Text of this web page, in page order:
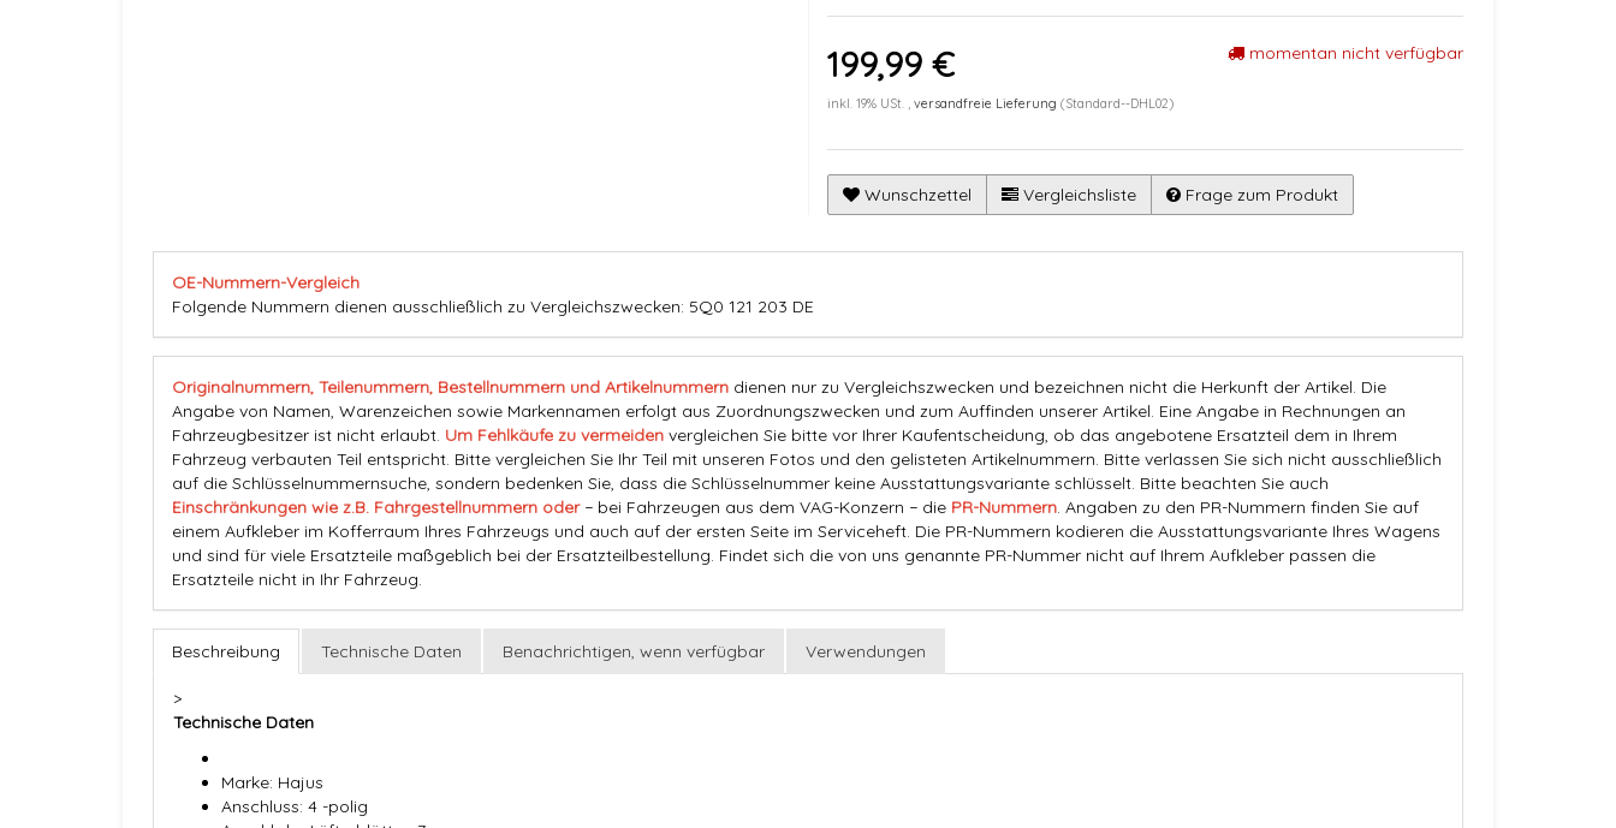
199,99 €
inkl. 19% USt. , versandfreie Lieferung (Standard--DHL02)
momentan nicht verfügbar
Wunschzettel Vergleichsliste Frage zum Produkt
OE-Nummern-Vergleich
Folgende Nummern dienen ausschließlich zu Vergleichszwecken: 5Q0 121 203 DE
Originalnummern, Teilenummern, Bestellnummern und Artikelnummern dienen nur zu Vergleichszwecken und bezeichnen nicht die Herkunft der Artikel. Die
Angabe von Namen, Warenzeichen sowie Markennamen erfolgt aus Zuordnungszwecken und zum Auffinden unserer Artikel. Eine Angabe in Rechnungen an
Fahrzeugbesitzer ist nicht erlaubt. Um Fehlkäufe zu vermeiden vergleichen Sie bitte vor Ihrer Kaufentscheidung, ob das angebotene Ersatzteil dem in Ihrem
Fahrzeug verbauten Teil entspricht. Bitte vergleichen Sie Ihr Teil mit unseren Fotos und den gelisteten Artikelnummern. Bitte verlassen Sie sich nicht ausschließlich
auf die Schlüsselnummernsuche, sondern bedenken Sie, dass die Schlüsselnummer keine Ausstattungsvariante schlüsselt. Bitte beachten Sie auch
Einschränkungen wie z.B. Fahrgestellnummern oder− bei Fahrzeugen aus dem VAG-Konzern − die PR-Nummern. Angaben zu den PR-Nummern finden Sie auf
einem Aufkleber im Kofferraum Ihres Fahrzeugs und auch auf der ersten Seite im Serviceheft. Die PR-Nummern kodieren die Ausstattungsvariante Ihres Wagens
und sind für viele Ersatzteile maßgeblich bei der Ersatzteilbestellung. Findet sich die von uns genannte PR-Nummer nicht auf Ihrem Aufkleber passen die
Ersatzteile nicht in Ihr Fahrzeug.
Beschreibung Technische Daten Benachrichtigen, wenn verfügbar Verwendungen
>
Technische Daten
Marke: Hajus
Anschluss: 4 -polig